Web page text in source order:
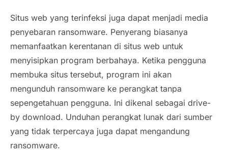
Situs web yang terinfeksi juga dapat menjadi media
penyebaran ransomware. Penyerang biasanya
memanfaatkan kerentanan di situs web untuk
menyisipkan program berbahaya. Ketika pengguna
membuka situs tersebut, program ini akan
mengunduh ransomware ke perangkat tanpa
sepengetahuan pengguna. Ini dikenal sebagai drive-
by download. Unduhan perangkat lunak dari sumber
yang tidak terpercaya juga dapat mengandung
ransomware.